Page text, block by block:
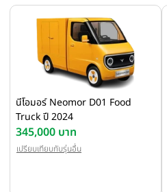
นีโอมอร์ Neomor D01 Food
Truck ปี 2024
345,000 บาท
เปรียบเทียบกับรุ่นอื่น